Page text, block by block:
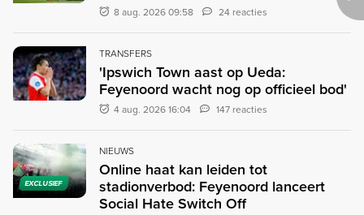
8 aug. 2026 09:58 24 reacties
TRANSFERS
'Ipswich Town aast op Ueda:
Feyenoord wacht nog op officieel bod'
4 aug. 2026 16:04 147 reacties
EXCLUSIEF
NIEUWS
Online haat kan leiden tot
stadionverbod: Feyenoord lanceert
Social Hate Switch Off